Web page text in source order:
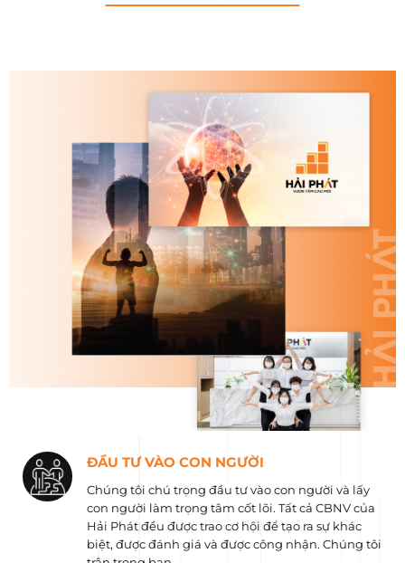
ĐẦU TƯ VÀO CON NGƯỜI
Chúng tôi chú trọng đầu tư vào con người và lấy
con người làm trọng tâm cốt lõi. Tất cả CBNV của
Hải Phát đều được trao cơ hội để tạo ra sự khác
biệt, được đánh giá và được công nhận. Chúng tôi